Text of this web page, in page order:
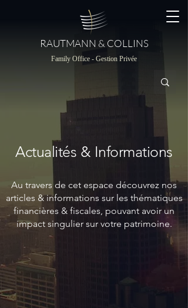
RAUTMANN & COLLINS
Family Office - Gestion Privée
Actualités & Informations
Au travers de cet espace découvrez nos
articles & informations sur les thématiques
financières & fiscales, pouvant avoir un
impact singulier sur votre patrimoine.